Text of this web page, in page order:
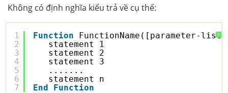
Không có định nghĩa kiểu trả về cụ thể:
?
1
2
3
4
5
6
7
Function
FunctionName([parameter-
statement 1
statement 2
statement 3
.......
statement n
End
Function